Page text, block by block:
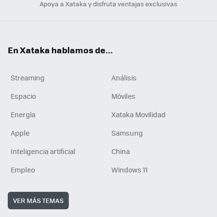
Apoya a Xataka y disfruta ventajas exclusivas
En Xataka hablamos de...
Streaming
Análisis
Espacio
Móviles
Energía
Xataka Movilidad
Apple
Samsung
Inteligencia artificial
China
Empleo
Windows 11
VER MÁS TEMAS